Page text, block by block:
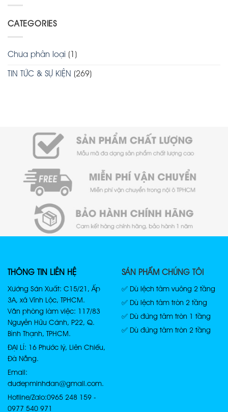
CATEGORIES
Chưa phân loại (1)
TIN TỨC & SỰ KIỆN (269)
THÔNG TIN LIÊN HỆ
Xưởng Sản Xuất: C15/21, Ấp
3A, xã Vĩnh Lộc, TPHCM.
Văn phòng làm việc: 117/83
Nguyễn Hữu Cảnh, P22, Q.
Bình Thạnh, TPHCM.
ĐẠI LÍ: 16 Phước lý, Liên Chiểu,
Đà Nẵng.
Email:
dudepminhdan@gmail.com.
Hotline/Zalo: 0965 248 159 -
0977 540 971
SẢN PHẨM CHÚNG TÔI
✅ Dù lệch tâm vuông 2 tầng
✅ Dù lệch tâm tròn 2 tầng
✅ Dù đứng tâm tròn 1 tầng
✅ Dù đứng tâm tròn 2 tầng